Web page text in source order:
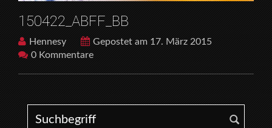
150422_ABFF_BB
Hennesy
Gepostet am 17. März 2015
0 Kommentare
Search for: